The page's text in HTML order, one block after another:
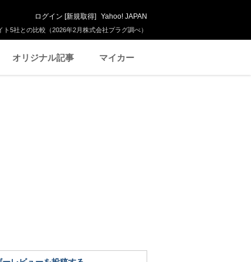
5社との比較（2026年2月株式会社プラグ調べ）
ログイン [新規取得] Yahoo! JAPAN
オリジナル記事 マイカー